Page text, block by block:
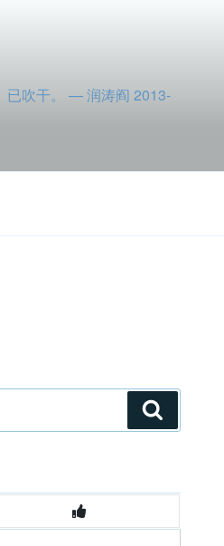
已吹干。 — 润涛阎 2013-
索